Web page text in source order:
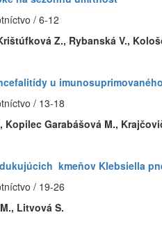
/ 6-12
Z., Rybanská V.,
u
/ 13-18
Kopilec Garabášová M.,
kmeňov Klebsiella
/ 19-26
Litvová S.